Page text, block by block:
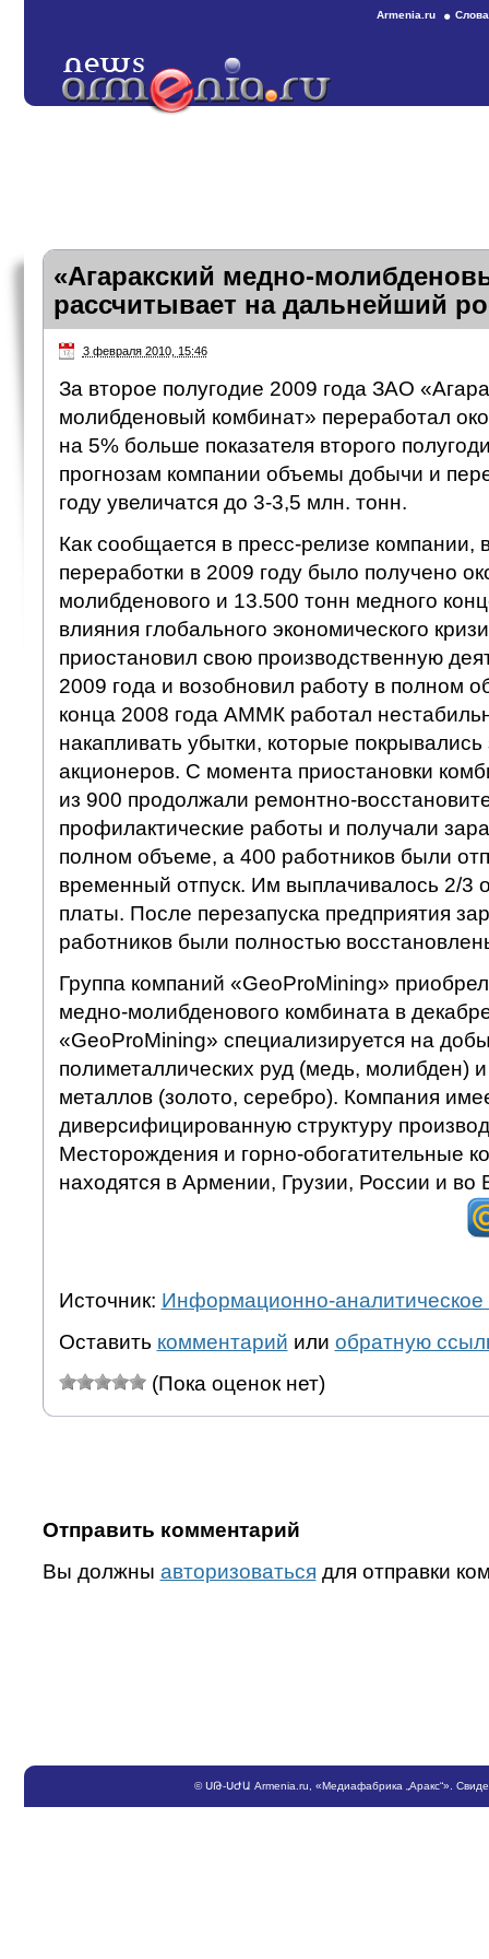
Armenia.ru
«Агаракский медно-
рассчитывает на дальнейший
3 февраля 2010, 15:46
За второе полугодие 2009 года ЗАО
молибденовый комбинат» переработал
на 5% больше показателя второго
прогнозам компании объемы добычи и
году увеличатся до 3-3,5 млн. тонн.
Как сообщается в пресс-релизе компании,
переработки в 2009 году было получено
молибденового и 13.500 тонн медного
влияния глобального экономического
приостановил свою производственную
2009 года и возобновил работу в полном
конца 2008 года АММК работал
накапливать убытки, которые
акционеров. С момента приостановки
из 900 продолжали ремонтно-
профилактические работы и получали
полном объеме, а 400 работников были
временный отпуск. Им выплачивалось 2/3
платы. После перезапуска предприятия
работников были полностью
Группа компаний «GeoProMining»
медно-молибденового комбината в
«GeoProMining» специализируется на
полиметаллических руд (медь, молибден)
металлов (золото, серебро). Компания
диверсифицированную структуру
Месторождения и горно-обогатительные
находятся в Армении, Грузии, России и во
Источник: Информационно-аналитическое
Оставить комментарий или обратную
(Пока оценок нет)
Отправить комментарий
Вы должны авторизоваться для отправки
©ՍԹ-ՍԺԱ Armenia.ru , «Медиафабрика „Аракс“».